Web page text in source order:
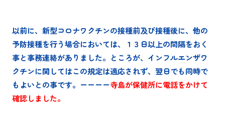
以前に、新型コロナワクチンの接種前及び接種後に、他の
予防接種を行う場合においては、１３日以上の間隔をおく
事と事務連絡がありました。ところが、インフルエンザワ
クチンに関してはこの規定は適応されず、翌日でも同時で
もよいとの事です。ーーーー寺島が保健所に電話をかけて
確認しました。